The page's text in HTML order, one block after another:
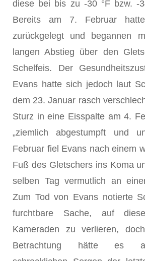
diese bei bis zu -30 °F bzw. -
Bereits am 7. Februar
zurückgelegt und begannen
langen Abstieg über den
Schelfeis. Der
Evans hatte sich jedoch laut
dem 23. Januar rasch
Sturz in eine Eisspalte am 4.
„ziemlich abgestumpft und
Februar fiel Evans nach einem
Fuß des Gletschers ins Koma
selben Tag vermutlich an
Zum Tod von Evans notierte
furchtbare Sache, auf
Kameraden zu verlieren,
Betrachtung hätte es